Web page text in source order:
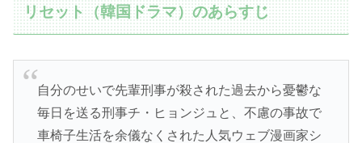
リセット（韓国ドラマ）のあらすじ
自分のせいで先輩刑事が殺された過去から憂鬱な
毎日を送る刑事チ・ヒョンジュと、不慮の事故で
車椅子生活を余儀なくされた人気ウェブ漫画家シ